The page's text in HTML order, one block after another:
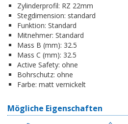
Zylinderprofil: RZ 22mm
Stegdimension: standard
Funktion: Standard
Mitnehmer: Standard
Mass B (mm): 32.5
Mass C (mm): 32.5
Active Safety: ohne
Bohrschutz: ohne
Farbe: matt vernickelt
Mögliche Eigenschaften